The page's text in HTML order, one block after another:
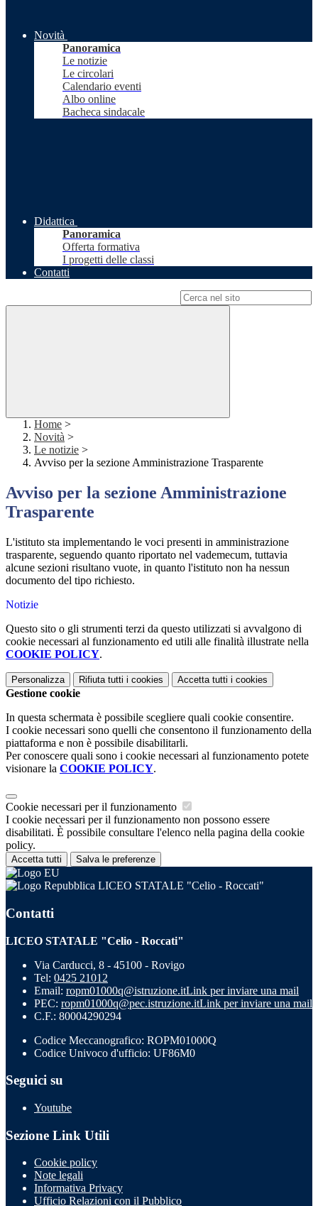
Novità
Panoramica
Le notizie
Le circolari
Calendario eventi
Albo online
Bacheca sindacale
Didattica
Panoramica
Offerta formativa
I progetti delle classi
Contatti
Home >
Novità >
Le notizie >
Avviso per la sezione Amministrazione Trasparente
Avviso per la sezione Amministrazione
Trasparente
L'istituto sta implementando le voci presenti in amministrazione
trasparente, seguendo quanto riportato nel vademecum, tuttavia
alcune sezioni risultano vuote, in quanto l'istituto non ha nessun
documento del tipo richiesto.
Notizie
Questo sito o gli strumenti terzi da questo utilizzati si avvalgono di
cookie necessari al funzionamento ed utili alle finalità illustrate nella
COOKIE POLICY.
Personalizza Rifiuta tutti i cookies Accetta tutti i cookies
Gestione cookie
In questa schermata è possibile scegliere quali cookie consentire.
I cookie necessari sono quelli che consentono il funzionamento della
piattaforma e non è possibile disabilitarli.
Per conoscere quali sono i cookie necessari al funzionamento potete
visionare la COOKIE POLICY.
Cookie necessari per il funzionamento
I cookie necessari per il funzionamento non possono essere
disabilitati. È possibile consultare l'elenco nella pagina della cookie
policy.
Accetta tutti Salva le preferenze
LICEO STATALE "Celio - Roccati"
Contatti
LICEO STATALE "Celio - Roccati"
Via Carducci, 8 - 45100 - Rovigo
Tel: 0425 21012
Email: ropm01000q@istruzione.itLink per inviare una mail
PEC: ropm01000q@pec.istruzione.itLink per inviare una mail
C.F.: 80004290294
Codice Meccanografico: ROPM01000Q
Codice Univoco d'ufficio: UF86M0
Seguici su
Youtube
Sezione Link Utili
Cookie policy
Note legali
Informativa Privacy
Ufficio Relazioni con il Pubblico